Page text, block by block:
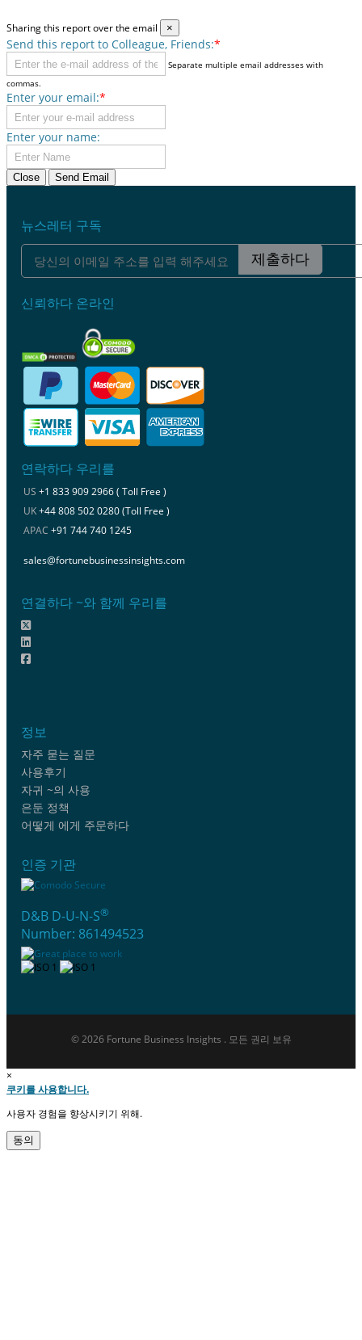
Sharing this report over the email ×
Send this report to Colleague, Friends:*
Separate multiple email addresses with
commas.
Enter your email:*
Enter your name:
Close Send Email
뉴스레터 구독
제출하다
신뢰하다 온라인
연락하다 우리를
US +1 833 909 2966 ( Toll Free )
UK+44 808 502 0280 (Toll Free )
APAC +91 744 740 1245
sales@fortunebusinessinsights.com
연결하다 ~와 함께 우리를
정보
자주 묻는 질문
사용후기
자귀 ~의 사용
은둔 정책
어떻게 에게 주문하다
인증 기관
D&B D-U-N-S®
Number: 861494523
© 2026 Fortune Business Insights . 모든 권리 보유
×
쿠키를 사용합니다.
사용자 경험을 향상시키기 위해.
동의